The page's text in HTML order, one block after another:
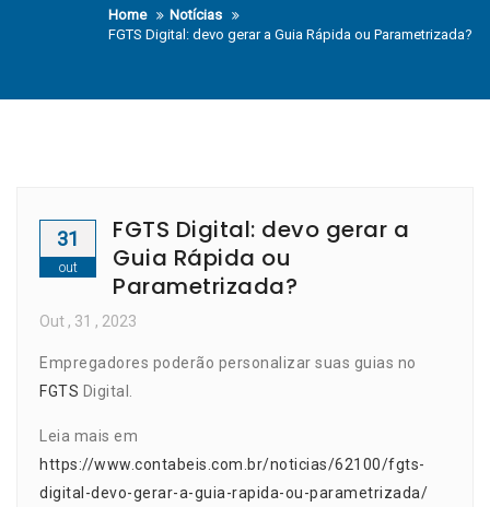
Home
Notícias
FGTS Digital: devo gerar a Guia Rápida ou Parametrizada?
31
out
FGTS Digital: devo gerar a
Guia Rápida ou
Parametrizada?
Out , 31 , 2023
Empregadores poderão personalizar suas guias no
FGTS Digital.
Leia mais em
https://www.contabeis.com.br/noticias/62100/fgts-
digital-devo-gerar-a-guia-rapida-ou-parametrizada/